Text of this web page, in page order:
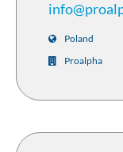
Poland
Proalpha